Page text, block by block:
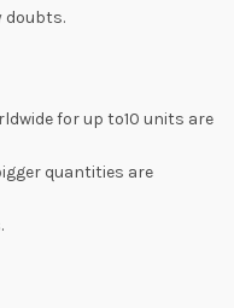
doubts.
for up to10 units are
quantities are